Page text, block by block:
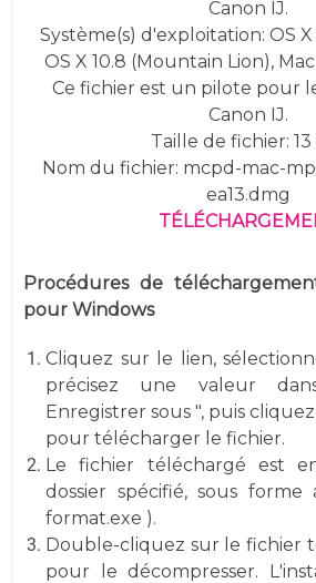
Canon IJ.
Système(s) d'exploitation: OS
OS X 10.8 (Mountain Lion), Mac
Ce fichier est un pilote pour
Canon IJ.
Taille de fichier: 13
Nom du fichier: mcpd-mac-
ea13.dmg
Procédures de
pour Windows
Cliquez sur le lien,
précisez une valeur
Enregistrer sous ", puis
pour télécharger le fichier.
Le fichier téléchargé est
dossier spécifié, sous
format.exe ).
Double-cliquez sur le fichier
pour le décompresser.